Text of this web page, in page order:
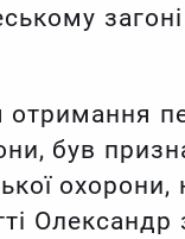
отримання
був
охорони,
Олександр